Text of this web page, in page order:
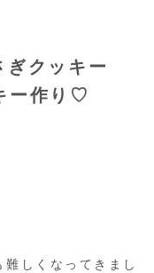
ぎクッキー
ー作り♡
しくなってきまし